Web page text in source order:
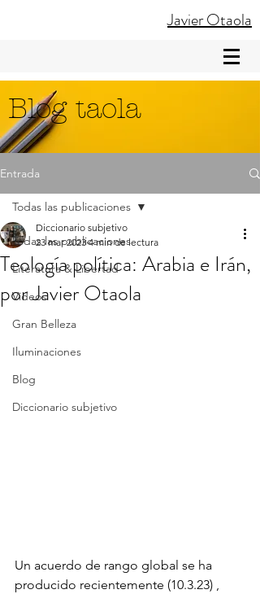
Javier Otaola
Blog taola
Entrada
Todas las publicaciones
Literatura & Libertad
Videos
Gran Belleza
Iluminaciones
Blog
Diccionario subjetivo
Todas las publicaciones
Teología política: Arabia e Irán,
por Javier Otaola
Diccionario subjetivo
23 mar 2023 4 min de lectura
Un acuerdo de rango global se ha
producido recientemente (10.3.23) ,